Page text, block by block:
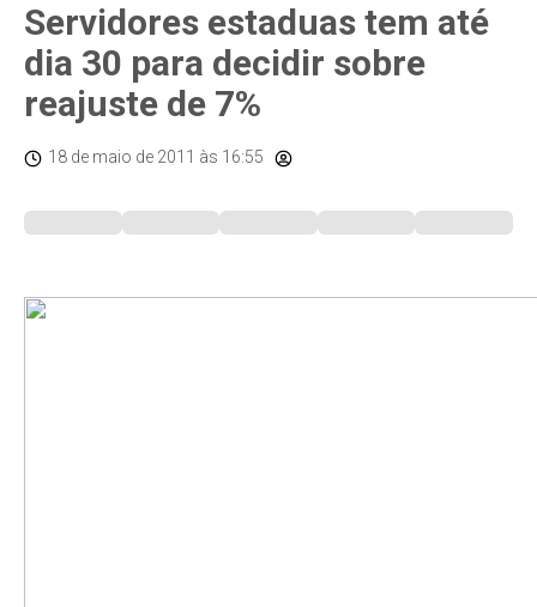
Servidores estaduas tem até
dia 30 para decidir sobre
reajuste de 7%
18 de maio de 2011 às 16:55